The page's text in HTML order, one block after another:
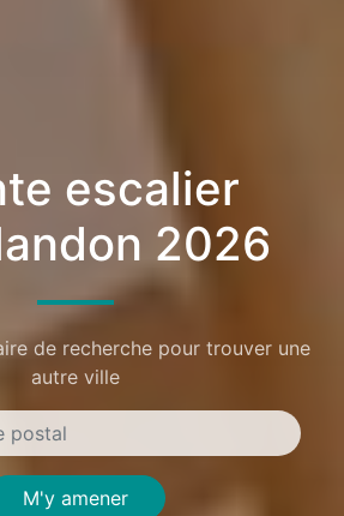
escalier
2026
de recherche pour trouver une
autre ville
M'y amener